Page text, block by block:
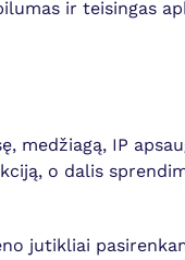
ir teisingas
IP
o dalis
jutikliai